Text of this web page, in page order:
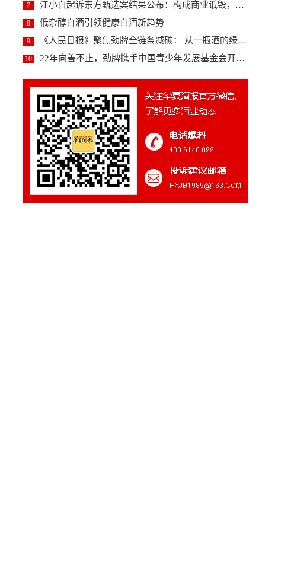
7 江小白起诉东方甄选案结果公布：构成商业诋毁，赔偿3...
8 低杂醇白酒引领健康白酒新趋势
9 《人民日报》聚焦劲牌全链条减碳： 从一瓶酒的绿色变...
10 22年向善不止，劲牌携手中国青少年发展基金会开启未...